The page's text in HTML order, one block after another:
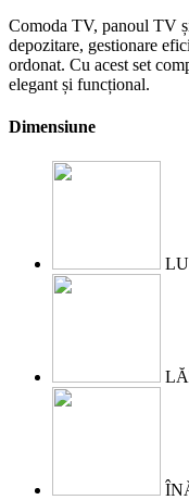
Comoda TV, panoul TV
depozitare, gestionare
ordonat. Cu acest set
elegant și funcțional.
Dimensiune